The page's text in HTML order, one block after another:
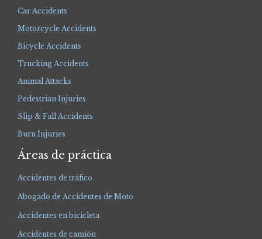
Car Accidents
Motorcycle Accidents
Bicycle Accidents
Trucking Accidents
Animal Attacks
Pedestrian Injuries
Slip & Fall Accidents
Burn Injuries
Áreas de práctica
Accidentes de tráfico
Abogado de Accidentes de Moto
Accidentes en bicicleta
Accidentes de camión